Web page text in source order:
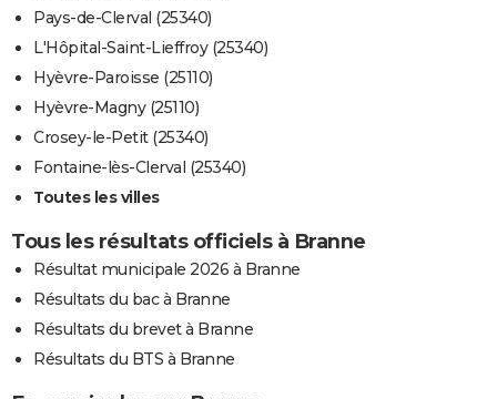
Pays-de-Clerval (25340)
L'Hôpital-Saint-Lieffroy (25340)
Hyèvre-Paroisse (25110)
Hyèvre-Magny (25110)
Crosey-le-Petit (25340)
Fontaine-lès-Clerval (25340)
Toutes les villes
Tous les résultats officiels à Branne
Résultat municipale 2026 à Branne
Résultats du bac à Branne
Résultats du brevet à Branne
Résultats du BTS à Branne